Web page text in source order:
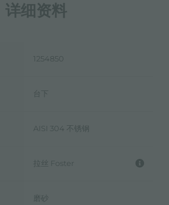
详细资料
1254850
台下
AISI 304 不锈钢
拉丝 Foster
磨砂